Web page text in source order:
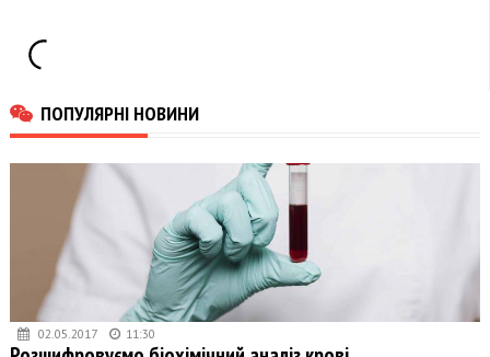
ПОПУЛЯРНІ НОВИНИ
02.05.2017 11:30